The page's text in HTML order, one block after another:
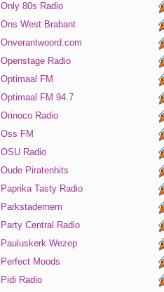
Only 80s Radio
Ons West Brabant
Onverantwoord.com
Openstage Radio
Optimaal FM
Optimaal FM 94.7
Orinoco Radio
Oss FM
OSU Radio
Oude Piratenhits
Paprika Tasty Radio
Parkstadernem
Party Central Radio
Pauluskerk Wezep
Perfect Moods
Pidi Radio